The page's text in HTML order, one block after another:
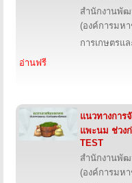
สำนักงานพัฒ
(องค์การมห
การเกษตรแ
อ่านฟรี
แนวทางการ
แพะนม ช่วง
TEST
สำนักงานพัฒ
(องค์การมห